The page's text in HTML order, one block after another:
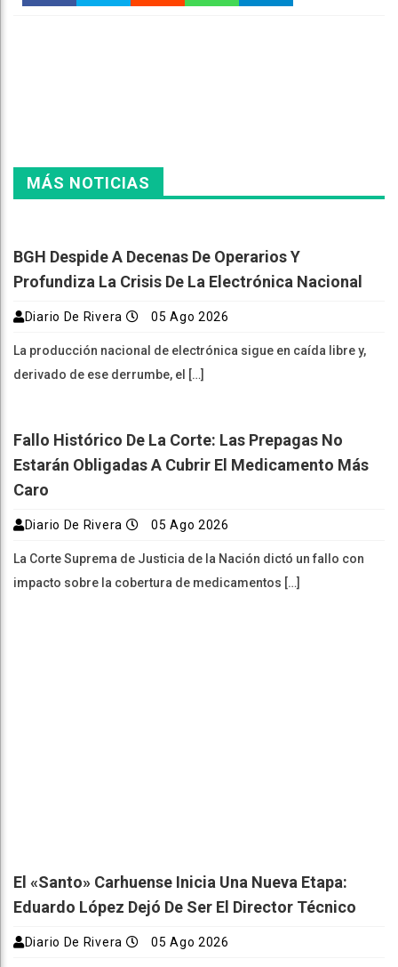
MÁS NOTICIAS
BGH Despide A Decenas De Operarios Y
Profundiza La Crisis De La Electrónica Nacional
Diario De Rivera 05 Ago 2026
La producción nacional de electrónica sigue en caída libre y,
derivado de ese derrumbe, el […]
Fallo Histórico De La Corte: Las Prepagas No
Estarán Obligadas A Cubrir El Medicamento Más
Caro
Diario De Rivera 05 Ago 2026
La Corte Suprema de Justicia de la Nación dictó un fallo con
impacto sobre la cobertura de medicamentos […]
El «Santo» Carhuense Inicia Una Nueva Etapa:
Eduardo López Dejó De Ser El Director Técnico
Diario De Rivera 05 Ago 2026